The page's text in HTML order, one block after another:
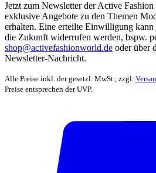
Jetzt zum Newsletter der Active
exklusive Angebote zu den Themen
erhalten. Eine erteilte Einwilligung
die Zukunft widerrufen werden, bspw.
shop@activefashionworld.de oder über
Newsletter-Nachricht.
Alle Preise inkl. der gesetzl. MwSt., zzgl.
Preise entsprechen der UVP.